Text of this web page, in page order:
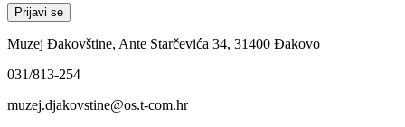
Muzej Đakovštine, Ante Starčevića 34, 31400 Đakovo
031/813-254
muzej.djakovstine@os.t-com.hr